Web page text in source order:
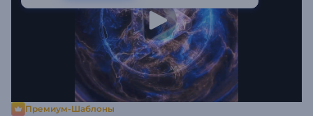
Премиум-Шаблоны